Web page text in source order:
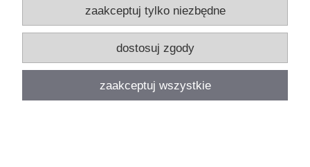
Produkty Handmade- plecaki, torebki i akcesoria szyte
w Polsce | Białogórzyno 42, 78-200 Białogard |
pasjaprzeplatane@gmail.com|784 226 058| NIP:
6721802477 | REGON: 361967254
pokaż pełną wersję strony
zaakceptuj tylko niezbędne
dostosuj zgody
zaakceptuj wszystkie